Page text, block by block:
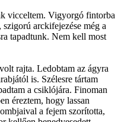
vicceltem. Vigyorgó fintorba
arckifejezése még a
tapadtunk. Nem kell most
rajta. Ledobtam az ágyra
is. Szélesre tártam
a csiklójára. Finoman
éreztem, hogy lassan
a fejem szorította,